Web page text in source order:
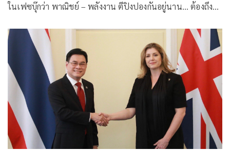
ในเฟซบุ๊กว่า พาณิชย์ – พลังงาน ตีปิงปองกันอยู่นาน… ต้องถึงลุง